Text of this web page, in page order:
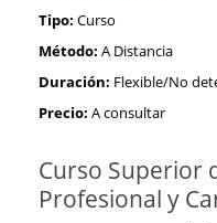
Tipo: Curso
Método: A Distancia
Duración: Flexible/No
Precio: A consultar
Curso Superior
Profesional y